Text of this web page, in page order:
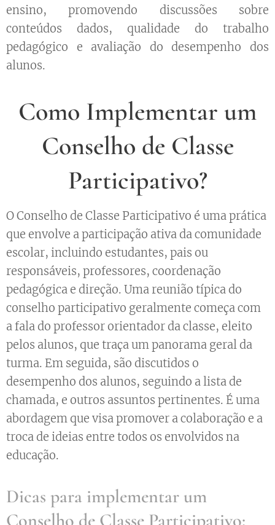
ensino, promovendo discussões sobre
conteúdos dados, qualidade do trabalho
pedagógico e avaliação do desempenho dos
alunos.
Como Implementar um
Conselho de Classe
Participativo?
O Conselho de Classe Participativo é uma prática
que envolve a participação ativa da comunidade
escolar, incluindo estudantes, pais ou
responsáveis, professores, coordenação
pedagógica e direção. Uma reunião típica do
conselho participativo geralmente começa com
a fala do professor orientador da classe, eleito
pelos alunos, que traça um panorama geral da
turma. Em seguida, são discutidos o
desempenho dos alunos, seguindo a lista de
chamada, e outros assuntos pertinentes. É uma
abordagem que visa promover a colaboração e a
troca de ideias entre todos os envolvidos na
educação.
Dicas para implementar um